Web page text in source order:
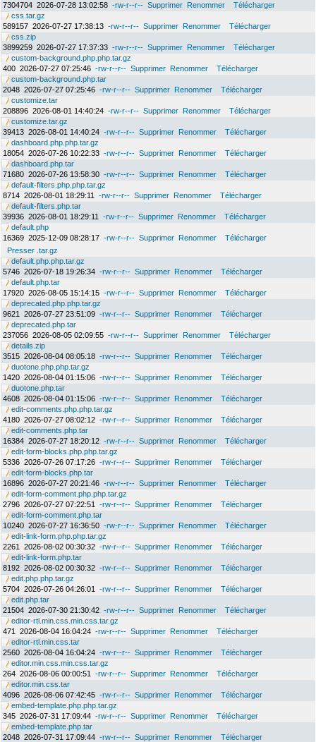
7304704 2026-07-28 13:02:58 -rw-r--r-- Supprimer Renommer
Télécharger
css.tar.gz
589157 2026-07-27 17:38:13 -rw-r--r-- Supprimer Renommer
Télécharger
css.zip
3899259 2026-07-27 17:37:33 -rw-r--r-- Supprimer Renommer
Télécharger
custom-background.php.php.tar.gz
400 2026-07-27 07:25:46 -rw-r--r-- Supprimer Renommer
Télécharger
custom-background.php.tar
2048 2026-07-27 07:25:46 -rw-r--r-- Supprimer Renommer
Télécharger
customize.tar
208896 2026-08-01 14:40:24 -rw-r--r-- Supprimer Renommer
Télécharger
customize.tar.gz
39413 2026-08-01 14:40:24 -rw-r--r-- Supprimer Renommer
Télécharger
dashboard.php.php.tar.gz
18054 2026-07-26 10:22:33 -rw-r--r-- Supprimer Renommer
Télécharger
dashboard.php.tar
71680 2026-07-26 13:58:30 -rw-r--r-- Supprimer Renommer
Télécharger
default-filters.php.php.tar.gz
8714 2026-08-01 18:29:11 -rw-r--r-- Supprimer Renommer
Télécharger
default-filters.php.tar
39936 2026-08-01 18:29:11 -rw-r--r-- Supprimer Renommer
Télécharger
default.php
16369 2025-12-09 08:28:17 -rw-r--r-- Supprimer Renommer
Télécharger
Presser .tar.gz
default.php.php.tar.gz
5746 2026-07-18 19:26:34 -rw-r--r-- Supprimer Renommer
Télécharger
default.php.tar
17920 2026-08-05 15:14:15 -rw-r--r-- Supprimer Renommer
Télécharger
deprecated.php.php.tar.gz
9621
2026-07-27 23:51:09 -rw-r--r-- Supprimer Renommer
Télécharger
deprecated.php.tar
237056 2026-08-05 02:09:55 -rw-r--r-- Supprimer Renommer
Télécharger
details.zip
3515 2026-08-04 08:05:18 -rw-r--r-- Supprimer Renommer
Télécharger
duotone.php.php.tar.gz
1420 2026-08-04 01:15:06 -rw-r--r-- Supprimer Renommer
Télécharger
duotone.php.tar
4608 2026-08-04 01:15:06 -rw-r--r-- Supprimer Renommer
Télécharger
edit-comments.php.php.tar.gz
4180 2026-07-27 08:02:12 -rw-r--r-- Supprimer Renommer
Télécharger
edit-comments.php.tar
16384 2026-07-27 18:20:12 -rw-r--r-- Supprimer Renommer
Télécharger
edit-form-blocks.php.php.tar.gz
5336 2026-07-26 07:17:26 -rw-r--r-- Supprimer Renommer
Télécharger
edit-form-blocks.php.tar
16896 2026-07-27 20:21:46 -rw-r--r-- Supprimer Renommer
Télécharger
edit-form-comment.php.php.tar.gz
2796 2026-07-27 07:22:51 -rw-r--r-- Supprimer Renommer
Télécharger
edit-form-comment.php.tar
10240 2026-07-27 16:36:50 -rw-r--r-- Supprimer Renommer
Télécharger
edit-link-form.php.php.tar.gz
2261
2026-08-02 00:30:32 -rw-r--r-- Supprimer Renommer
Télécharger
edit-link-form.php.tar
8192 2026-08-02 00:30:32 -rw-r--r-- Supprimer Renommer
Télécharger
edit.php.php.tar.gz
5704 2026-07-26 04:26:01 -rw-r--r-- Supprimer Renommer
Télécharger
edit.php.tar
21504 2026-07-30 21:30:42 -rw-r--r-- Supprimer Renommer
Télécharger
editor-rtl.min.css.min.css.tar.gz
471
2026-08-04 16:04:24 -rw-r--r-- Supprimer Renommer
Télécharger
editor-rtl.min.css.tar
2560 2026-08-04 16:04:24 -rw-r--r-- Supprimer Renommer
Télécharger
editor.min.css.min.css.tar.gz
264 2026-08-06 00:00:51 -rw-r--r-- Supprimer Renommer
Télécharger
editor.min.css.tar
4096 2026-08-06 07:42:45 -rw-r--r-- Supprimer Renommer
Télécharger
embed-template.php.php.tar.gz
345 2026-07-31 17:09:44 -rw-r--r-- Supprimer Renommer
Télécharger
embed-template.php.tar
2048 2026-07-31 17:09:44 -rw-r--r-- Supprimer Renommer
Télécharger